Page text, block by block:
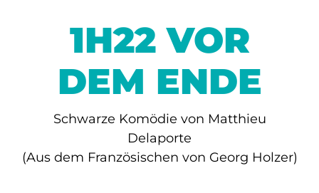
1H22 VOR
DEM ENDE
Schwarze Komödie von Matthieu
Delaporte
(Aus dem Französischen von Georg Holzer)